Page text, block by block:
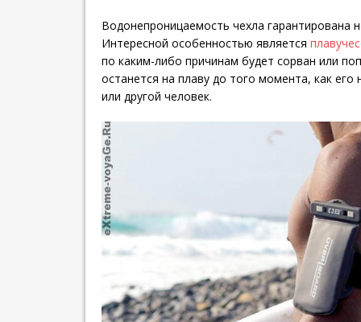
Водонепроницаемость чехла гарантирована
Интересной особенностью является
по каким-либо причинам будет сорван или
останется на плаву до того момента, как его
или другой человек.